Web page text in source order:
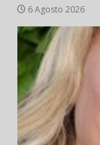
6 Agosto 2026